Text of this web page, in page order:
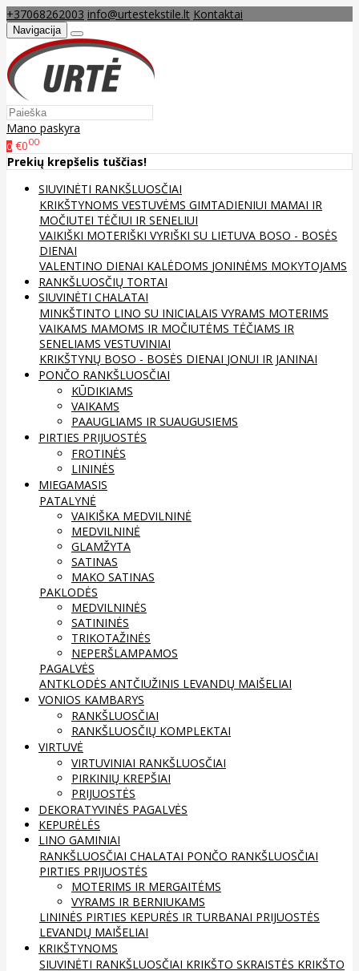
+37068262003 info@urtestekstile.lt Kontaktai
Navigacija
Mano paskyra
0 €000
Prekių krepšelis tuščias!
SIUVINĖTI RANKŠLUOSČIAI
KRIKŠTYNOMS VESTUVĖMS GIMTADIENIUI MAMAI IR
MOČIUTEI TĖČIUI IR SENELIUI
VAIKIŠKI MOTERIŠKI VYRIŠKI SU LIETUVA BOSO - BOSĖS
DIENAI
VALENTINO DIENAI KALĖDOMS JONINĖMS MOKYTOJAMS
RANKŠLUOSČIŲ TORTAI
SIUVINĖTI CHALATAI
MINKŠTINTO LINO SU INICIALAIS VYRAMS MOTERIMS
VAIKAMS MAMOMS IR MOČIUTĖMS TĖČIAMS IR
SENELIAMS VESTUVINIAI
KRIKŠTYNŲ BOSO - BOSĖS DIENAI JONUI IR JANINAI
PONČO RANKŠLUOSČIAI
KŪDIKIAMS
VAIKAMS
PAAUGLIAMS IR SUAUGUSIEMS
PIRTIES PRIJUOSTĖS
FROTINĖS
LININĖS
MIEGAMASIS
PATALYNĖ
VAIKIŠKA MEDVILNINĖ
MEDVILNINĖ
GLAMŽYTA
SATINAS
MAKO SATINAS
PAKLODĖS
MEDVILNINĖS
SATININĖS
TRIKOTAŽINĖS
NEPERŠLAMPAMOS
PAGALVĖS
ANTKLODĖS ANTČIUŽINIS LEVANDŲ MAIŠELIAI
VONIOS KAMBARYS
RANKŠLUOSČIAI
RANKŠLUOSČIŲ KOMPLEKTAI
VIRTUVĖ
VIRTUVINIAI RANKŠLUOSČIAI
PIRKINIŲ KREPŠIAI
PRIJUOSTĖS
DEKORATYVINĖS PAGALVĖS
KEPURĖLĖS
LINO GAMINIAI
RANKŠLUOSČIAI CHALATAI PONČO RANKŠLUOSČIAI
PIRTIES PRIJUOSTĖS
MOTERIMS IR MERGAITĖMS
VYRAMS IR BERNIUKAMS
LININĖS PIRTIES KEPURĖS IR TURBANAI PRIJUOSTĖS
LEVANDŲ MAIŠELIAI
KRIKŠTYNOMS
SIUVINĖTI RANKŠLUOSČIAI KRIKŠTO SKRAISTĖS KRIKŠTO